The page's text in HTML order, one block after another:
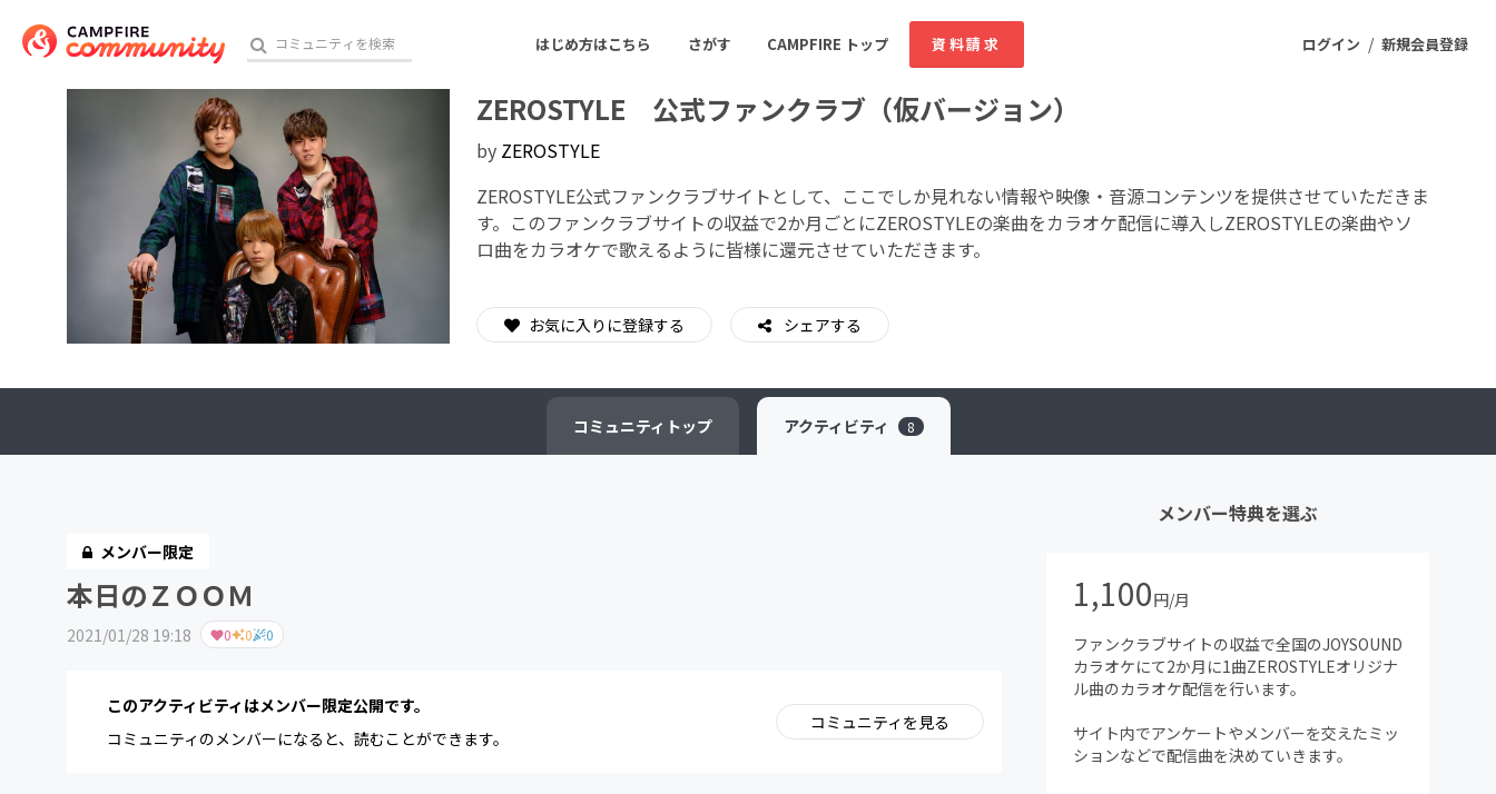
ログイン / 新規会員登録
はじめ方はこちら さがす CAMPFIRE トップ 資料請求
おすすめのコミュニティ 人気のコミュニティ 新着のコミュニティ
アート・写真
テクノロジー・ガジェット
ゲーム・サービス開発 フード・飲食店
ビューティー・ヘルスケア
チャレンジ
ZEROSTYLE 公式ファンクラブ（仮バージョン）
by ZEROSTYLE
ZEROSTYLE公式ファンクラブサイトとして、ここでしか見れない情報や映像・音源コンテンツを提供させていただきま
す。このファンクラブサイトの収益で2か月ごとにZEROSTYLEの楽曲をカラオケ配信に導入しZEROSTYLEの楽曲やソ
ロ曲をカラオケで歌えるように皆様に還元させていただきます。
お気に入りに登録する シェアする
コミュニティ トップ アクティビティ 8
メンバー限定
本日のＺＯＯＭ
2021/01/28 19:18 0 0 0
このアクティビティはメンバー限定公開です。
コミュニティのメンバーになると、読むことができます。
コミュニティを見る
メンバー特典を選ぶ
1,100円/月
ファンクラブサイトの収益で全国のJOYSOUND
カラオケにて2か月に1曲ZEROSTYLEオリジナ
ル曲のカラオケ配信を行います。
サイト内でアンケートやメンバーを交えたミッ
ションなどで配信曲を決めていきます。